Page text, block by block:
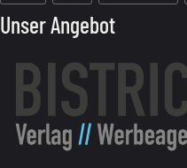
Unser Angebot